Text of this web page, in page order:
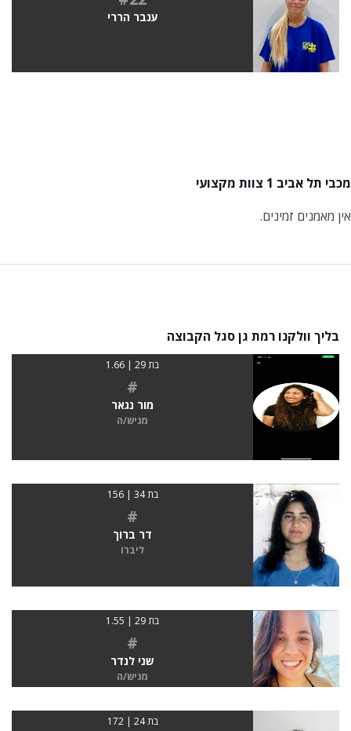
ענבר הררי
מכבי תל אביב 1 צוות מקצועי
אין מאמנים זמינים.
בליך וולקנו רמת גן סגל הקבוצה
בת 29 | 1.66
#
מור נגאר
מגיש/ה
בת 34 | 156
#
דר ברוך
ליברו
בת 29 | 1.55
#
שני לנדר
מגיש/ה
בת 24 | 172